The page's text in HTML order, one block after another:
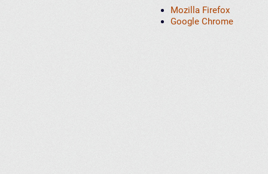
Mozilla Firefox
Google Chrome